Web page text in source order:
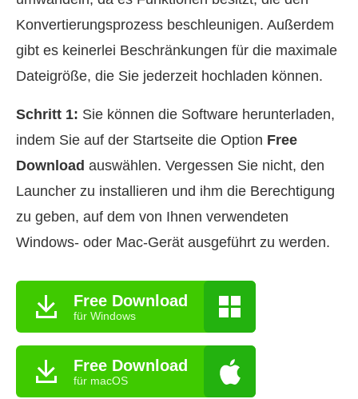
Konvertierungsprozess beschleunigen. Außerdem
gibt es keinerlei Beschränkungen für die maximale
Dateigröße, die Sie jederzeit hochladen können.
Schritt 1: Sie können die Software herunterladen,
indem Sie auf der Startseite die Option Free
Download auswählen. Vergessen Sie nicht, den
Launcher zu installieren und ihm die Berechtigung
zu geben, auf dem von Ihnen verwendeten
Windows- oder Mac-Gerät ausgeführt zu werden.
Free Download
für Windows
Free Download
für macOS